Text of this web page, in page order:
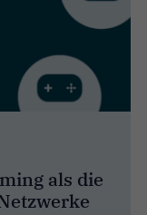
als die